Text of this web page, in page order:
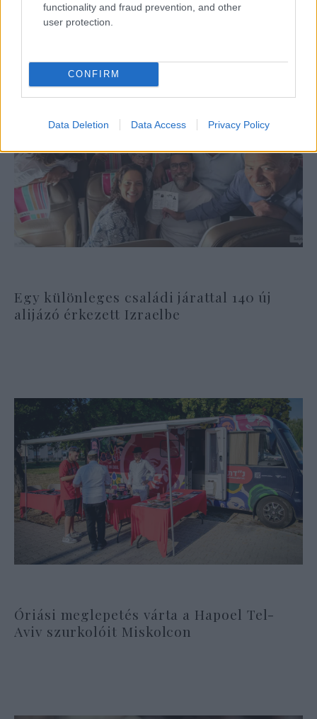
functionality and fraud prevention, and other
user protection.
CONFIRM
Data Deletion Data Access Privacy Policy
Egy különleges családi járattal 140 új
alijázó érkezett Izraelbe
Óriási meglepetés várta a Hapoel Tel-
Aviv szurkolóit Miskolcon